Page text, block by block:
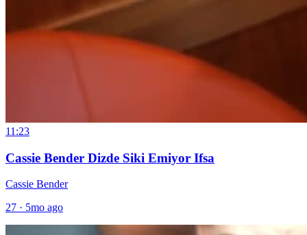
11:23
Cassie Bender Dizde Siki Emiyor Ifsa
Cassie Bender
27 · 5mo ago